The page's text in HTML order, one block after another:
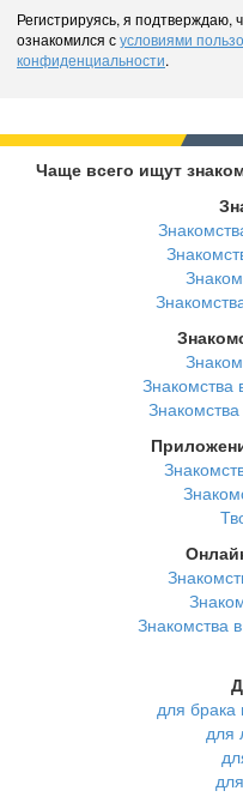
Регистрируясь, я подтверждаю,
ознакомился сусловиями
конфиденциальности.
Чаще всего ищут
Знакомства
Знакомства
для брака
для